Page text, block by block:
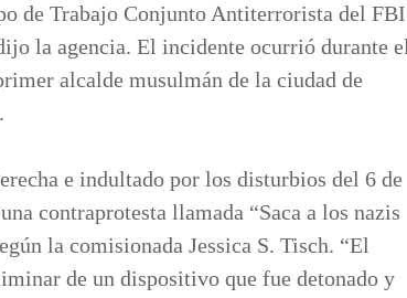
de Trabajo Conjunto Antiterrorista del FBI
la agencia. El incidente ocurrió durante
alcalde musulmán de la ciudad de
e indultado por los disturbios del 6 de
contraprotesta llamada “Saca a los nazis
la comisionada Jessica S. Tisch. “El
de un dispositivo que fue detonado y